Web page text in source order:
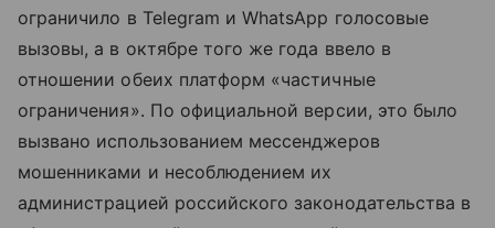
ограничило в Telegram и WhatsApp голосовые
вызовы, а в октябре того же года ввело в
отношении обеих платформ «частичные
ограничения». По официальной версии, это было
вызвано использованием мессенджеров
мошенниками и несоблюдением их
администрацией российского законодательства в